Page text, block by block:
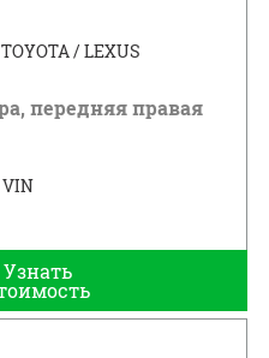
/ LEXUS
передняя правая
VIN
Узнать